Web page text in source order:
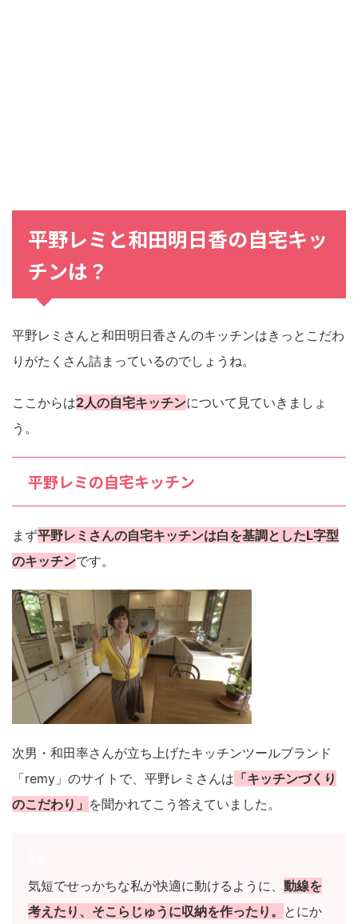
平野レミ と和田明日香の自宅キッ
チンは？
平野レミさんと和田明日香さんのキッチンはきっとこだわ
りがたくさん詰まっているのでしょうね。
ここからは2人の自宅キッチンについて見ていきましょ
う。
平野レミの自宅キッチン
まず平野レミさんの自宅キッチンは白を基調としたL字型
のキッチンです。
次男・和田率さんが立ち上げたキッチンツールブランド
「remy」のサイトで、平野レミさんは 「キッチンづくり
のこだわり」 を聞かれてこう答えていました。
気短でせっかちな私が快適に動けるように、 動線を
考えたり、そこらじゅうに収納を作ったり。 とにか